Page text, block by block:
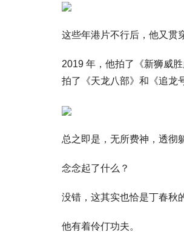
这些年港片不行后，他又
2019 年，他拍了《新狮威
拍了《天龙八部》和《追
总之即是，无所费神，透彻
念念起了什么？
没错，这其实也恰是丁春秋
他有着伶仃功夫。